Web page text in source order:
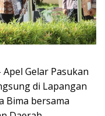
Gelar Pasukan
di Lapangan
Bima bersama